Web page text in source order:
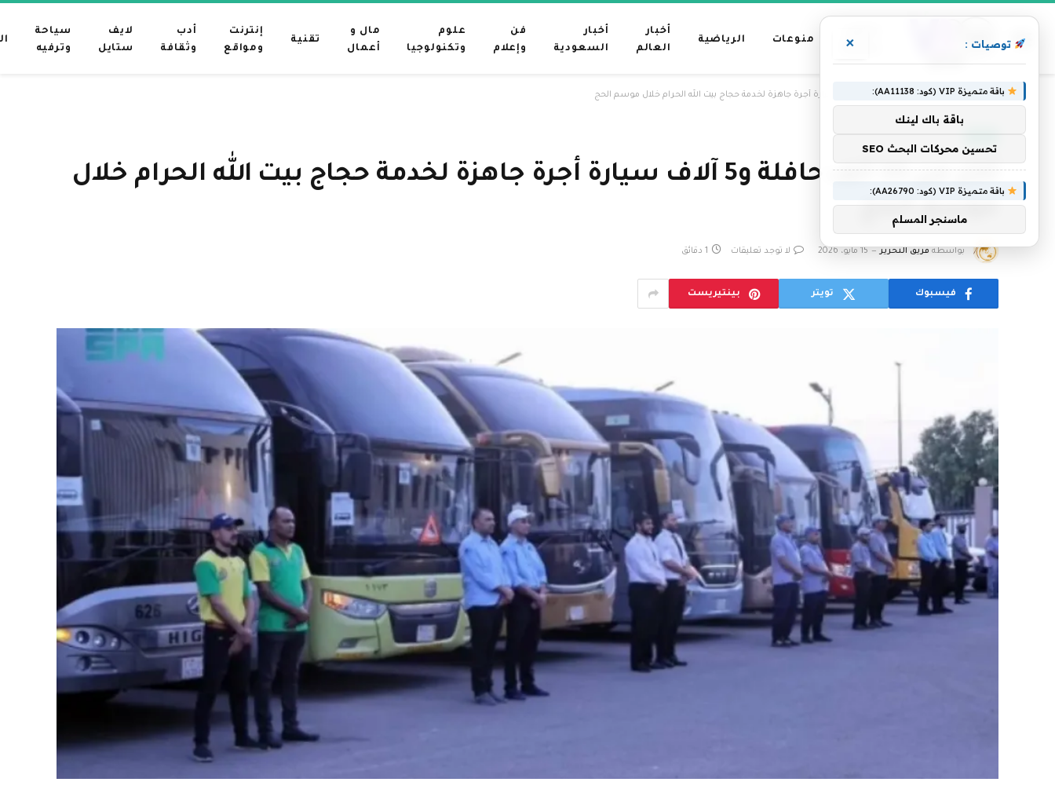
رئيسية
منوعات الرياضية
أخبار
العالم
أخبار
السعودية
فن
وإعلام
علوم
وتكنولوجيا
مال و
أعمال
تقنية
إنترنت
ومواقع
أدب
وثقافة
لايف
ستايل
سياحة
وترفيه
الرئيسية » أكثر من 33 ألف حافلة و5 آلاف سيارة أجرة جاهزة لخدمة حجاج بيت الله الحرام خلال موسم الحج
أكثر من 33 ألف حافلة و5 آلاف سيارة أجرة جاهزة لخدمة حجاج بيت الله الحرام خلال
موسم الحج
بواسطة فريق التحرير 15 مايو، 2026 لا توجد تعليقات 1 دقائق
فيسبوك تويتر بينتيريست
توصيات : ×
باقة متميزة VIP (كود: AA11138):
باقة باك لينك
تحسين محركات البحث SEO
باقة متميزة VIP (كود: AA26790):
ماسنجر المسلم